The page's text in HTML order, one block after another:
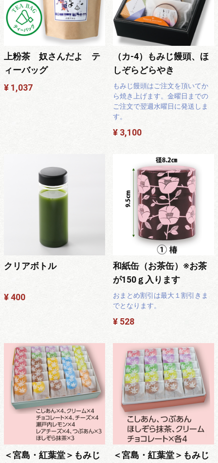
上粉茶 奴さんだよ テ
ィーバッグ
¥ 1,037
（カ-4）もみじ饅頭、ほ
しぞらどらやき
もみじ饅頭はご注文を頂いてか
ら焼き上げます。金曜日までの
ご注文で翌週水曜日に発送しま
す。
¥ 3,100
クリアボトル
¥ 400
和紙缶（お茶缶）※お茶
が150ｇ入ります
おまとめ割引は最大１割引きま
でとなります。
¥ 528
＜宮島・紅葉堂＞もみじ
＜宮島・紅葉堂＞もみじ